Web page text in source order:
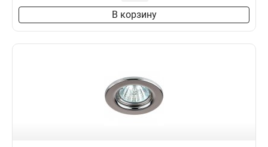
В корзину